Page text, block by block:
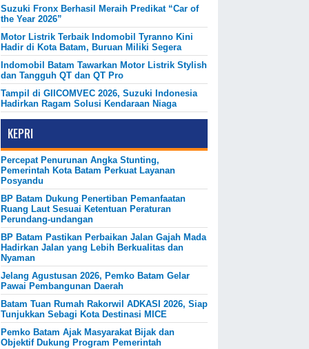
Suzuki Fronx Berhasil Meraih Predikat “Car of
the Year 2026”
Motor Listrik Terbaik Indomobil Tyranno Kini
Hadir di Kota Batam, Buruan Miliki Segera
Indomobil Batam Tawarkan Motor Listrik Stylish
dan Tangguh QT dan QT Pro
Tampil di GIICOMVEC 2026, Suzuki Indonesia
Hadirkan Ragam Solusi Kendaraan Niaga
KEPRI
Percepat Penurunan Angka Stunting,
Pemerintah Kota Batam Perkuat Layanan
Posyandu
BP Batam Dukung Penertiban Pemanfaatan
Ruang Laut Sesuai Ketentuan Peraturan
Perundang-undangan
BP Batam Pastikan Perbaikan Jalan Gajah Mada
Hadirkan Jalan yang Lebih Berkualitas dan
Nyaman
Jelang Agustusan 2026, Pemko Batam Gelar
Pawai Pembangunan Daerah
Batam Tuan Rumah Rakorwil ADKASI 2026, Siap
Tunjukkan Sebagi Kota Destinasi MICE
Pemko Batam Ajak Masyarakat Bijak dan
Objektif Dukung Program Pemerintah